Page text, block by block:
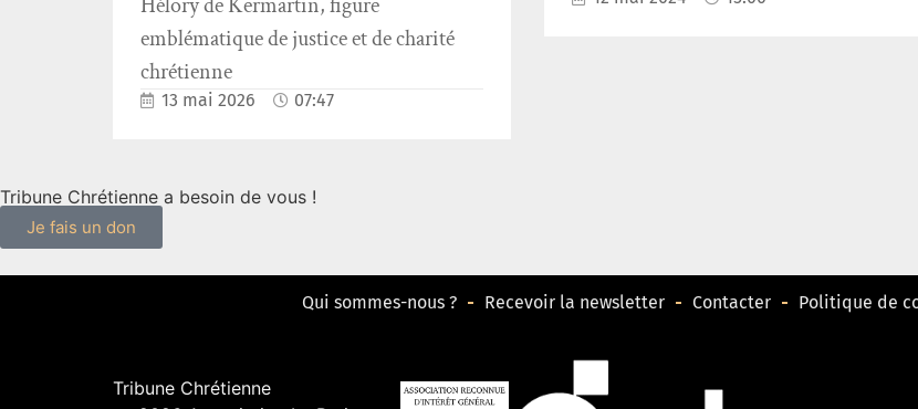
emblématique de justice et de charité
chrétienne
13 mai 2026 07:47
Tribune Chrétienne a besoin de vous !
Je fais un don
Qui sommes-nous ? Recevoir la newsletter Contacter Politique de
Tribune Chrétienne